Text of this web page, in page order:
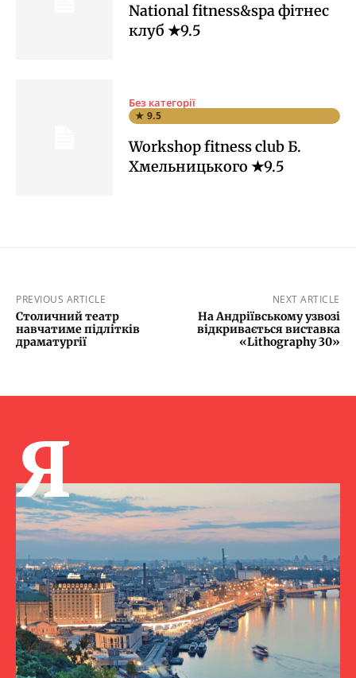
National fitness&spa фітнес
клуб ★9.5
Без категорії
★ 9.5
Workshop fitness club Б.
Хмельницького ★9.5
PREVIOUS ARTICLE
Столичний театр
навчатиме підлітків
драматургії
NEXT ARTICLE
На Андріївському узвозі
відкривається виставка
«Lithography 30»
Я